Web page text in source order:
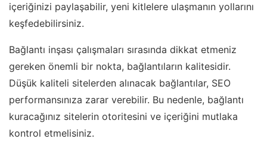
içeriğinizi paylaşabilir, yeni kitlelere ulaşmanın yollarını
keşfedebilirsiniz.
Bağlantı inşası çalışmaları sırasında dikkat etmeniz
gereken önemli bir nokta, bağlantıların kalitesidir.
Düşük kaliteli sitelerden alınacak bağlantılar, SEO
performansınıza zarar verebilir. Bu nedenle, bağlantı
kuracağınız sitelerin otoritesini ve içeriğini mutlaka
kontrol etmelisiniz.